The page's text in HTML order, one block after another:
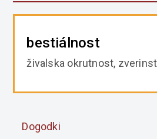
bestiálnost
živalska okrutnost,
Dogodki